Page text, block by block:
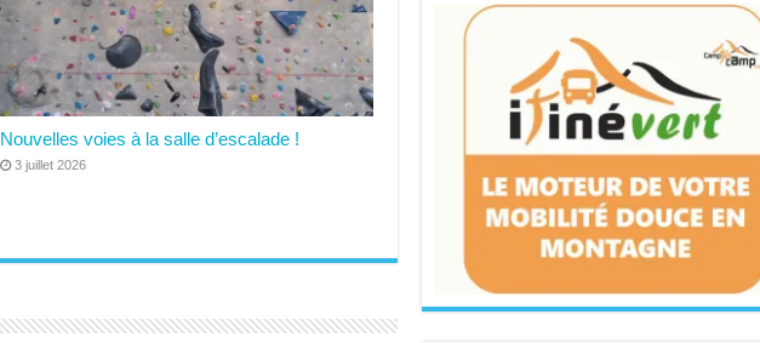
Nouvelles voies à la salle d’escalade !
3 juillet 2026